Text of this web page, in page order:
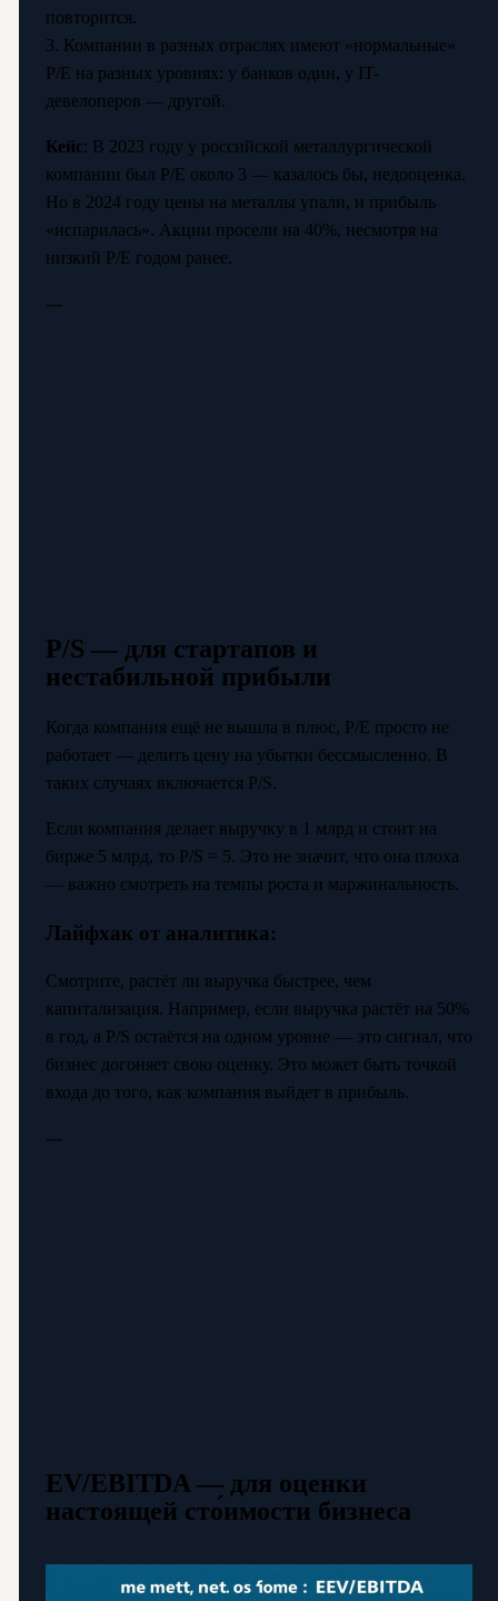
повторится.
3. Компании в разных отраслях имеют «нормальные»
P/E на разных уровнях: у банков один, у IT-
девелоперов — другой.
Кейс: В 2023 году у российской металлургической
компании был P/E около 3 — казалось бы, недооценка.
Но в 2024 году цены на металлы упали, и прибыль
«испарилась». Акции просели на 40%, несмотря на
низкий P/E годом ранее.
---
P/S — для стартапов и
нестабильной прибыли
Когда компания ещё не вышла в плюс, P/E просто не
работает — делить цену на убытки бессмысленно. В
таких случаях включается P/S.
Если компания делает выручку в 1 млрд и стоит на
бирже 5 млрд, то P/S = 5. Это не значит, что она плоха
— важно смотреть на темпы роста и маржинальность.
Лайфхак от аналитика:
Смотрите, растёт ли выручка быстрее, чем
капитализация. Например, если выручка растёт на 50%
в год, а P/S остаётся на одном уровне — это сигнал, что
бизнес догоняет свою оценку. Это может быть точкой
входа до того, как компания выйдет в прибыль.
---
EV/EBITDA — для оценки
настоящей сто́имости бизнеса